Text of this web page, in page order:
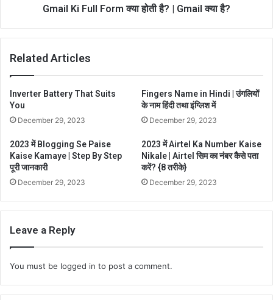
Gmail Ki Full Form क्या होती है? | Gmail क्या है?
Related Articles
Inverter Battery That Suits
You
December 29, 2023
Fingers Name in Hindi | उंगलियों
के नाम हिंदी तथा इंग्लिश में
December 29, 2023
2023 में Blogging Se Paise
Kaise Kamaye | Step By Step
पूरी जानकारी
December 29, 2023
2023 में Airtel Ka Number Kaise
Nikale | Airtel सिम का नंबर कैसे पता
करें? {8 तरीके}
December 29, 2023
Leave a Reply
You must be logged in to post a comment.